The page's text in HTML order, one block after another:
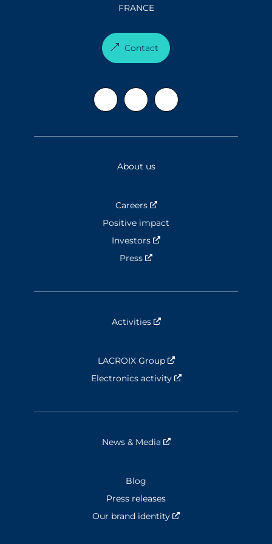
FRANCE
Contact
About us
Careers
Nouvelle fenêtre
Positive impact
Investors
Press
Activities Nouvelle fenêtre
LACROIX Group
Nouvelle fenêtre
Electronics activity
Nouvelle fenêtre
News & Media Nouvelle fenêtre
Blog
Press releases
Our brand identity